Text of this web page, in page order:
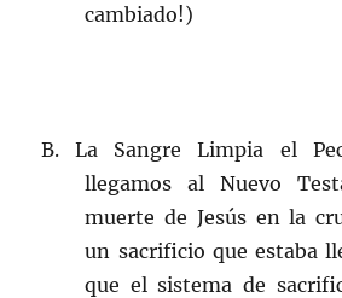
cambiado!)
B. La Sangre Limpia el
llegamos al Nuevo
muerte de Jesús en la
un sacrificio que estaba
que el sistema de